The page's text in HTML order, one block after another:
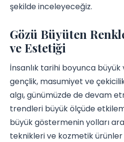
şekilde inceleyeceğiz.
Gözü Büyüten
ve Estetiği
İnsanlık tarihi boyunca
gençlik, masumiyet ve
algı, günümüzde de devam
trendleri büyük ölçüde
büyük göstermenin yolları
teknikleri ve kozmetik